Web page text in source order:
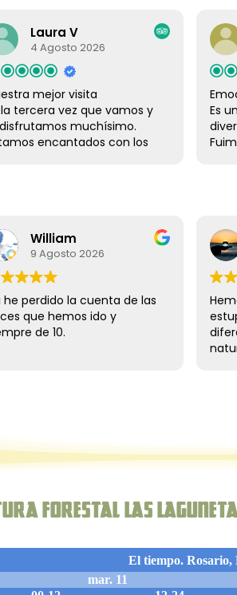
Laura V
4 Agosto 2026
mejor visita
vez que vamos y
muchísimo.
encantados con los
El tiempo disponible
muy bueno para el
actividad, depende de
hagas da tiempo de
o casi todos los
Seguiremos yendo.
Es una
Fuimos
de las
y
Alba R.
8 Agosto 2026
Hemos pasado un día
estupendo, muy
diferente en un
naturaleza. Apto para
forestal Las